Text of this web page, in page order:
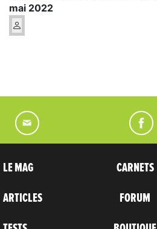
mai 2022
LE MAG
ARTICLES
CARNETS
FORUM